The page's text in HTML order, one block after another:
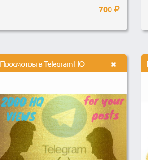
700
Просмотры в Telegram HQ